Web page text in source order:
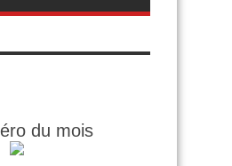
du mois